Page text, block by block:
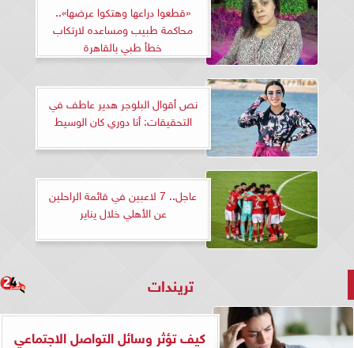
«قطعوا دراعها وهتكوا عرضها»..
محاكمة طبيب ومساعده لارتكاب
خطأ طبي بالقاهرة
نص أقوال البلوجر هدير عاطف في
التحقيقات: أنا دوري كان الوسيط
عاجل.. 7 لاعبين في قائمة الراحلين
عن الأهلي خلال يناير
تريندات
كيف تؤثر وسائل التواصل الاجتماعي